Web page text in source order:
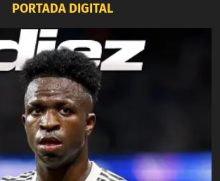
PORTADA DIGITAL